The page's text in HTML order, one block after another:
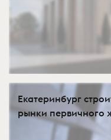
Екатеринбург
рынки первичного